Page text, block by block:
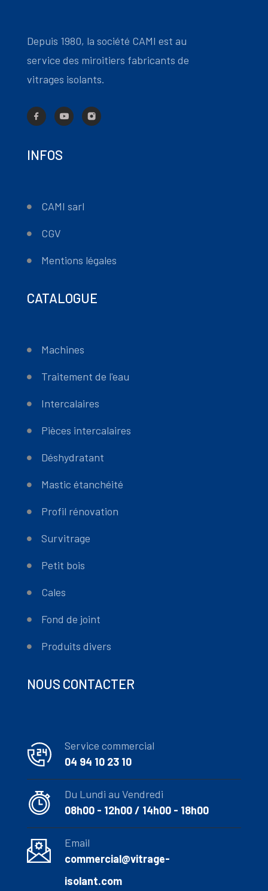
Depuis 1980, la société CAMI est au
service des miroitiers fabricants de
vitrages isolants.
INFOS
CAMI sarl
CGV
Mentions légales
CATALOGUE
Machines
Traitement de l'eau
Intercalaires
Pièces intercalaires
Déshydratant
Mastic étanchéité
Profil rénovation
Survitrage
Petit bois
Cales
Fond de joint
Produits divers
NOUS CONTACTER
Service commercial
04 94 10 23 10
Du Lundi au Vendredi
08h00 - 12h00 / 14h00 - 18h00
Email
commercial@vitrage-
isolant.com